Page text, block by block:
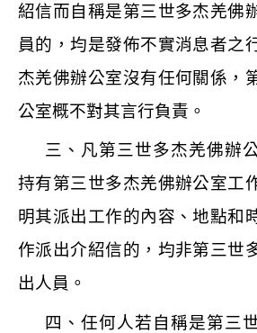
紹信而自稱是第三世多杰羌佛
員的，均是發佈不實消息者之
杰羌佛辦公室沒有任何關係，
公室概不對其言行負責。
三、凡第三世多杰羌佛辦
持有第三世多杰羌佛辦公室工
明其派出工作的內容、地點和
作派出介紹信的，均非第三世
出人員。
四、任何人若自稱是第三